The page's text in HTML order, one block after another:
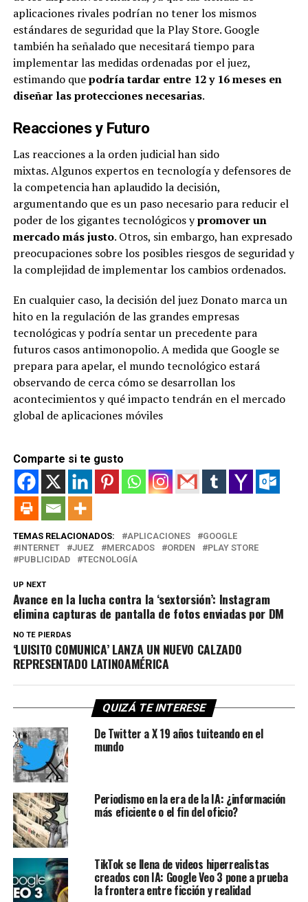
aplicaciones rivales podrían no tener los mismos
estándares de seguridad que la Play Store. Google
también ha señalado que necesitará tiempo para
implementar las medidas ordenadas por el juez,
estimando quepodría tardar entre 12 y 16 meses en
diseñar las protecciones necesarias.
Reacciones y Futuro
Las reacciones a la orden judicial han sido
mixtas. Algunos expertos en tecnología y defensores de
la competencia han aplaudido la decisión,
argumentando que es un paso necesario para reducir el
poder de los gigantes tecnológicos ypromover un
mercado más justo. Otros, sin embargo, han expresado
preocupaciones sobre los posibles riesgos de seguridad y
la complejidad de implementar los cambios ordenados.
En cualquier caso, la decisión del juez Donato marca un
hito en la regulación de las grandes empresas
tecnológicas y podría sentar un precedente para
futuros casos antimonopolio. A medida que Google se
prepara para apelar, el mundo tecnológico estará
observando de cerca cómo se desarrollan los
acontecimientos y qué impacto tendrán en el mercado
global de aplicaciones móviles
Comparte si te gusto
TEMAS RELACIONADOS: APLICACIONES
GOOGLE
INTERNET
JUEZ MERCADOS ORDEN
PLAY STORE
PUBLICIDAD
TECNOLOGÍA
UP NEXT
Avance en la lucha contra la ‘sextorsión’: Instagram
elimina capturas de pantalla de fotos enviadas por DM
NO TE PIERDAS
‘LUISITO COMUNICA’ LANZA UN NUEVO CALZADO
REPRESENTADO LATINOAMÉRICA
QUIZÁ TE INTERESE
De Twitter a X 19 años tuiteando en el
mundo
Periodismo en la era de la IA: ¿información
más eficiente o el fin del oficio?
TikTok se llena de videos hiperrealistas
creados con IA: Google Veo 3 pone a prueba
la frontera entre ficción y realidad